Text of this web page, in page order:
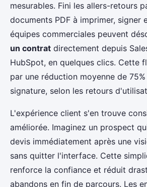
mesurables. Fini les allers-retours
documents PDF à imprimer, signer
équipes commerciales peuvent
un contrat directement depuis
HubSpot, en quelques clics. Cette
par une réduction moyenne de
signature, selon les retours
L'expérience client s'en trouve
améliorée. Imaginez un prospect
devis immédiatement après une
sans quitter l'interface. Cette
renforce la confiance et réduit
abandons en fin de parcours. Les